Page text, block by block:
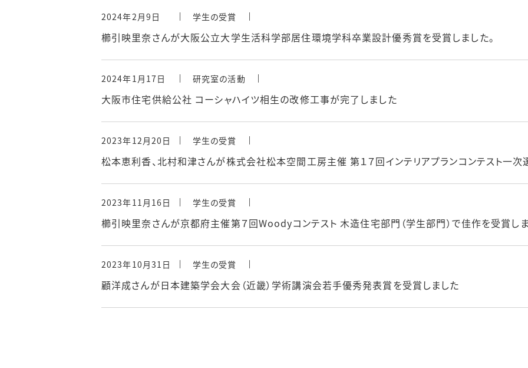
2024年2月9日 学生の受賞
櫛引映里奈さんが大阪公立大学生活科学部居住環境学科卒業設計優秀賞を受賞しました。
2024年1月17日 研究室の活動
大阪市住宅供給公社 コーシャハイツ相生の改修工事が完了しました
2023年12月20日 学生の受賞
松本恵利香、北村和津さんが株式会社松本空間工房主催 第１７回インテリアプランコンテスト一次
2023年11月16日 学生の受賞
櫛引映里奈さんが京都府主催第７回Woodyコンテスト 木造住宅部門（学生部門）で佳作を受賞し
2023年10月31日 学生の受賞
顧洋成さんが日本建築学会大会（近畿）学術講演会若手優秀発表賞を受賞しました